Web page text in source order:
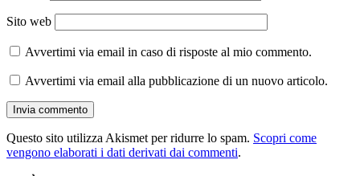
Sito web
Avvertimi via email in caso di risposte al mio commento.
Avvertimi via email alla pubblicazione di un nuovo articolo.
Questo sito utilizza Akismet per ridurre lo spam. Scopri come
vengono elaborati i dati derivati dai commenti.